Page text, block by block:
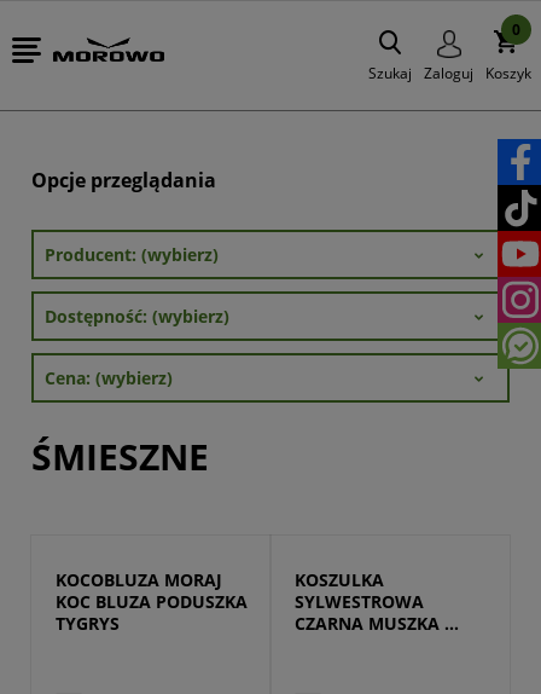
Szukaj Zaloguj Koszyk
0
Opcje przeglądania
Producent: (wybierz)
Dostępność: (wybierz)
Cena: (wybierz)
ŚMIESZNE
KOCOBLUZA MORAJ
KOC BLUZA PODUSZKA
TYGRYS
KOSZULKA
SYLWESTROWA
CZARNA MUSZKA